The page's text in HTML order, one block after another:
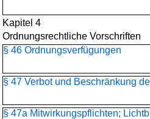
Kapitel 4
Ordnungsrechtliche Vorschriften
§ 46 Ordnungsverfügungen
§ 47 Verbot und Beschränkung
§ 47a Mitwirkungspflichten;